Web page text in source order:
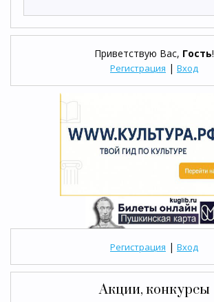
Приветствую Вас, Гость!
Регистрация | Вход
Регистрация | Вход
Акции, конкурсы